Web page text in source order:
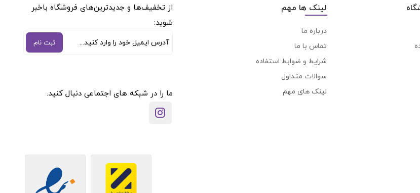
لینک ها مهم
درباره ما
تماس با ما
شرایط و ضوابط استفاده
سوالات متداول
لینک های مهم
از تخفیف‌ها و جدیدترین‌های فروشگاه باخبر
شوید:
ثبت نام
ما را در شبکه های اجتماعی دنبال کنید.